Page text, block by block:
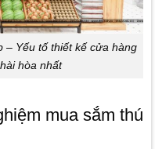
– Yếu tố thiết kế cửa hàng
hòa nhất
mua sắm thú